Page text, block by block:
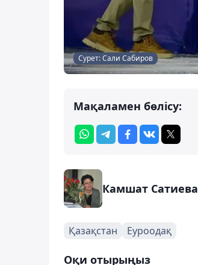
Сурет: Сали Сабиров
Мақаламен бөлісу:
Камшат Сатиева
Қазақстан Еуроодақ
Оқи отырыңыз